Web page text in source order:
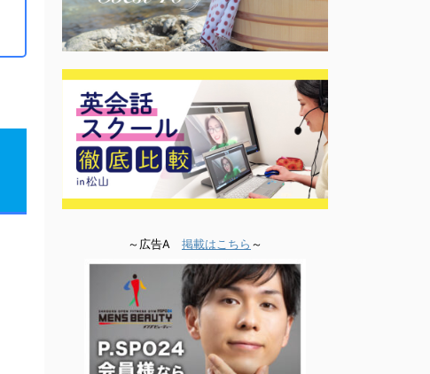
～広告A 掲載はこちら ～